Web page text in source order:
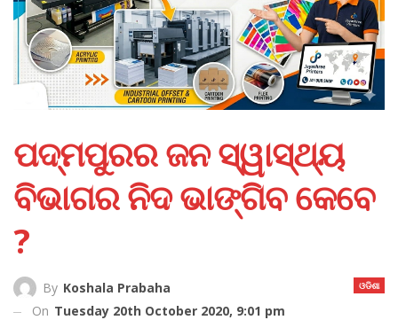
ପଦ୍ମପୁରର ଜନ ସ୍ୱାସ୍ଥ୍ୟ
ବିଭାଗର ନିଦ ଭାଙ୍ଗିବ କେବେ
?
ଓଡିଶା
By Koshala Prabaha
On Tuesday 20th October 2020, 9:01 pm